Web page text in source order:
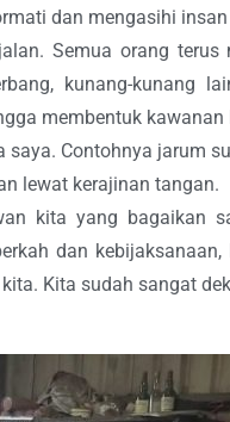
dan mengasihi insan
Semua orang
kunang-kunang
membentuk kawanan
Contohnya jarum
lewat kerajinan tangan.
kita yang bagaikan
dan
Kita sudah sangat